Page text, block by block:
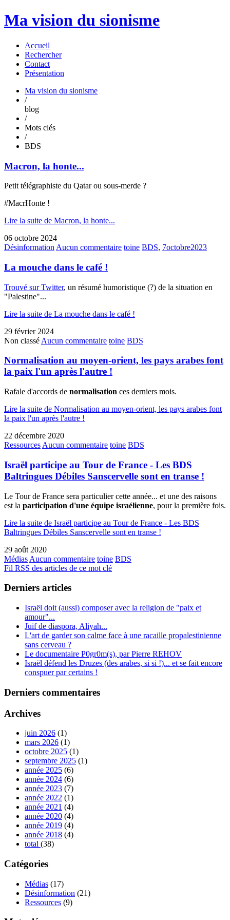
Ma vision du sionisme
Accueil
Rechercher
Contact
Présentation
Ma vision du sionisme
/
blog
/
Mots clés
/
BDS
Macron, la honte...
Petit télégraphiste du Qatar ou sous-merde ?
#MacrHonte !
Lire la suite de Macron, la honte...
06 octobre 2024
Désinformation Aucun commentaire toine BDS, 7octobre2023
La mouche dans le café !
Trouvé sur Twitter, un résumé humoristique (?) de la situation en
"Palestine"...
Lire la suite de La mouche dans le café !
29 février 2024
Non classé Aucun commentaire toine BDS
Normalisation au moyen-orient, les pays arabes font
la paix l'un après l'autre !
Rafale d'accords de normalisation ces derniers mois.
Lire la suite de Normalisation au moyen-orient, les pays arabes font
la paix l'un après l'autre !
22 décembre 2020
Ressources Aucun commentaire toine BDS
Israël participe au Tour de France - Les BDS
Baltringues Débiles Sanscervelle sont en transe !
Le Tour de France sera particulier cette année... et une des raisons
est la participation d'une équipe israélienne, pour la première fois.
Lire la suite de Israël participe au Tour de France - Les BDS
Baltringues Débiles Sanscervelle sont en transe !
29 août 2020
Médias Aucun commentaire toine BDS
Fil RSS des articles de ce mot clé
Derniers articles
Israël doit (aussi) composer avec la religion de "paix et
amour"...
Juif de diaspora, Aliyah...
L'art de garder son calme face à une racaille propalestinienne
sans cerveau ?
Le documentaire P0gr0m(s), par Pierre REHOV
Israël défend les Druzes (des arabes, si si !)... et se fait encore
conspuer par certains !
Derniers commentaires
Archives
juin 2026 (1)
mars 2026 (1)
octobre 2025 (1)
septembre 2025 (1)
année 2025 (6)
année 2024 (6)
année 2023 (7)
année 2022 (1)
année 2021 (4)
année 2020 (4)
année 2019 (4)
année 2018 (4)
total (38)
Catégories
Médias (17)
Désinformation (21)
Ressources (9)